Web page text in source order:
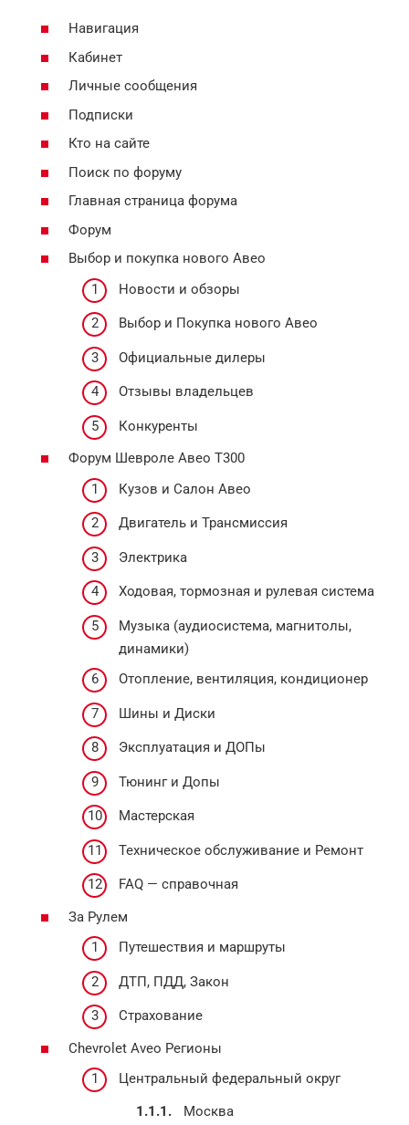
Навигация
Кабинет
Личные сообщения
Подписки
Кто на сайте
Поиск по форуму
Главная страница форума
Форум
Выбор и покупка нового Авео
Новости и обзоры
Выбор и Покупка нового Авео
Официальные дилеры
Отзывы владельцев
Конкуренты
Форум Шевроле Авео Т300
Кузов и Салон Авео
Двигатель и Трансмиссия
Электрика
Ходовая, тормозная и рулевая система
Музыка (аудиосистема, магнитолы,
динамики)
Отопление, вентиляция, кондиционер
Шины и Диски
Эксплуатация и ДОПы
Тюнинг и Допы
Мастерская
Техническое обслуживание и Ремонт
FAQ — справочная
За Рулем
Путешествия и маршруты
ДТП, ПДД, Закон
Страхование
Chevrolet Aveo Регионы
Центральный федеральный округ
Москва